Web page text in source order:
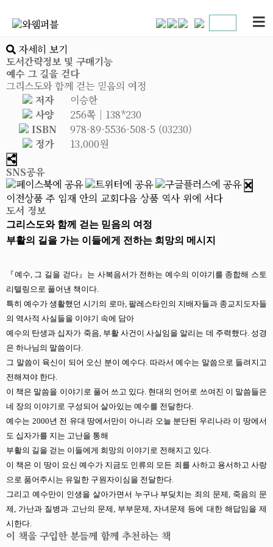
자세히 보기
도서간략정보 및 구매기능
예수 그 길을 걷다
그리스도와 함께 걷는 믿음의 여정
저자
이승한
사양
256쪽│138*230
ISBN
978-89-5536-508-5 (03230)
정가
13,000원
SNS공유
이전상품 주 임재 안의 교회다음 상품 역사 위에 서다
도서 정보
그리스도와 함께 걷는 믿음의 여정
부활의 길을 가는 이들에게 전하는 희망의 메시지
『예수, 그 길을 걷다』는 사복음서가 전하는 예수의 이야기를 종합해 스토
리텔링으로 풀어낸 책이다.
특히 예수가 생활했던 시기의 로마, 팔레스타인의 지배자들과 종교지도자들
의 역사적 사실들을 이야기 속에 담아
예수의 탄생과 십자가 죽음, 부활 사건이 사실임을 알리는 데 주력했다. 성경
은 하나님의 말씀이다.
그 말씀이 육신이 되어 오신 분이 예수다. 따라서 예수는 말씀으로 들려지고
전해져야 한다.
이 책은 말씀을 이야기로 풀어 쓰고 있다. 현대의 언어로 쓰여진 이 말씀들은
네 장의 이야기로 구성되어 살아있는 예수를 전달한다.
예수는 2000년 전 유대 땅에서만이 아니라 오늘 분단된 우리나라 이 땅에서
도 십자가를 지는 고난을 통해
부활의 길을 걷는 이들에게 희망의 이야기로 전해지고 있다.
이 책은 이 땅이 요신 예수가 지금도 인류의 모든 죄를 사하고 용서하고 사랑
으로 품어주시는 유일한 구원자이심을 전달한다.
그리고 예수만이 인생을 살아가면서 누구나 부딪치는 죄의 문제, 죽음의 문
제, 가난과 질병과 고난의 문제, 부부문제, 자녀문제 등에 대한 해답임을 제
시한다.
이 책을 구입한 분들께 함께 추천하는 책